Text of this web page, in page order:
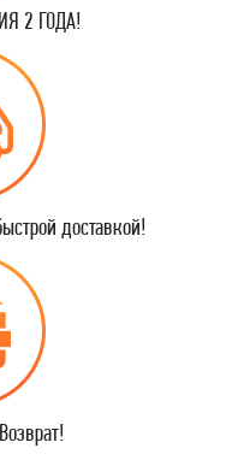
2 ГОДА!
доставкой!